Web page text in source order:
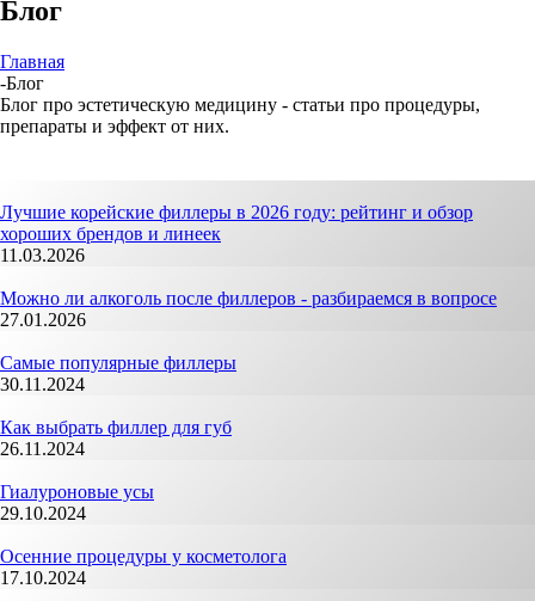
Блог
Главная
-Блог
Блог про эстетическую медицину - статьи про процедуры,
препараты и эффект от них.
Лучшие корейские филлеры в 2026 году: рейтинг и обзор
хороших брендов и линеек
11.03.2026
Можно ли алкоголь после филлеров - разбираемся в вопросе
27.01.2026
Самые популярные филлеры
30.11.2024
Как выбрать филлер для губ
26.11.2024
Гиалуроновые усы
29.10.2024
Осенние процедуры у косметолога
17.10.2024